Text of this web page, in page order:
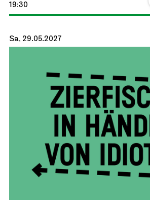
19:30
Sa, 29.05.2027